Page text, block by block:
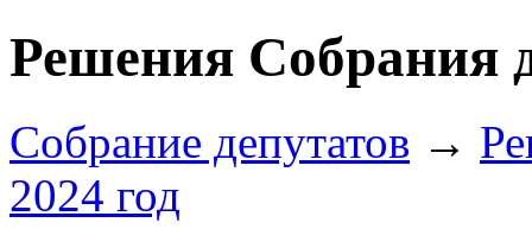
Решения Собрания
Собрание депутатов →
2024 год